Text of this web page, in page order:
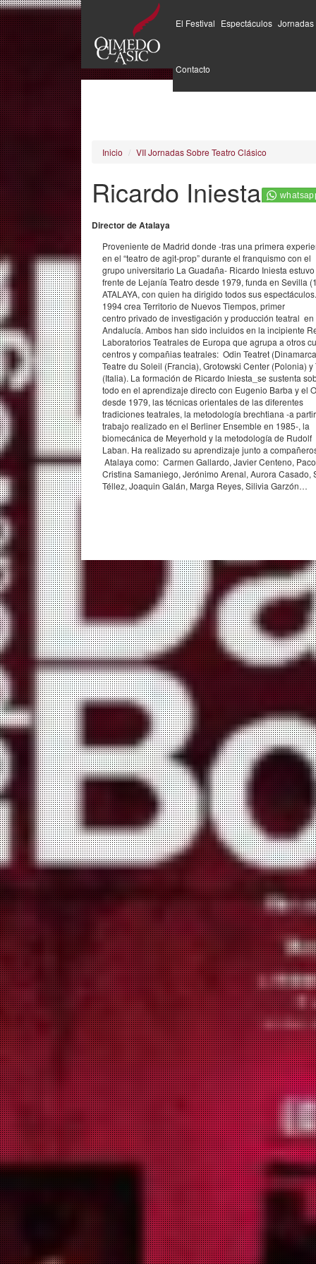
Pasar
al
contenido
principal
El Festival Espectáculos Jornadas
Contacto
Inicio VII Jornadas Sobre Teatro Clásico
Ricardo Iniesta
Director de Atalaya
Proveniente de Madrid donde -tras una primera
en el “teatro de agit-prop” durante el franquismo con el
grupo universitario La Guadaña- Ricardo Iniesta
frente de Lejanía Teatro desde 1979, funda en Sevilla
ATALAYA, con quien ha dirigido todos sus
1994 crea Territorio de Nuevos Tiempos, primer
centro privado de investigación y producción teatral en
Andalucía. Ambos han sido incluidos en la incipiente
Laboratorios Teatrales de Europa que agrupa a otros
centros y compañias teatrales: Odin Teatret
Teatre du Soleil (Francia), Grotowski Center (Polonia) y
(Italia). La formación de Ricardo Iniesta_se sustenta
todo en el aprendizaje directo con Eugenio Barba y el
desde 1979, las técnicas orientales de las diferentes
tradiciones teatrales, la metodología brechtiana -a
trabajo realizado en el Berliner Ensemble en 1985-, la
biomecánica de Meyerhold y la metodología de Rudolf
Laban. Ha realizado su aprendizaje junto a
Atalaya como: Carmen Gallardo, Javier Centeno,
Cristina Samaniego, Jerónimo Arenal, Aurora Casado,
Téllez, Joaquin Galán, Marga Reyes, Silivia Garzón…